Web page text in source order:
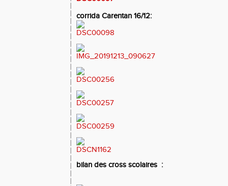
corrida Carentan 16/12:
bilan des cross scolaires :